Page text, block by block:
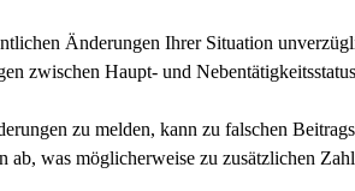
Änderungen Ihrer Situation
zwischen Haupt- und
zu melden, kann zu falschen
ab, was möglicherweise zu zusätzlichen